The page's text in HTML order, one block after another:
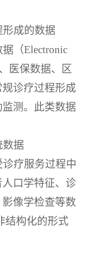
形成的数据
据（Electronic
医保数据、区
诊疗过程形成
测。此类数据
数据
疗服务过程中
口学特征、诊
像学检查等数
结构化的形式